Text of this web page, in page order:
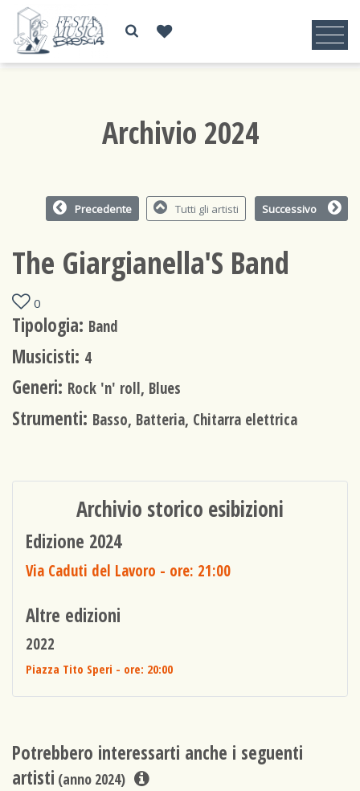
Archivio 2024
Precedente Tutti gli artisti Successivo
The Giargianella'S Band
0
Tipologia: Band
Musicisti: 4
Generi: Rock 'n' roll, Blues
Strumenti: Basso, Batteria, Chitarra elettrica
Archivio storico esibizioni
Edizione 2024
Via Caduti del Lavoro - ore: 21:00
Altre edizioni
2022
Piazza Tito Speri - ore: 20:00
Potrebbero interessarti anche i seguenti
artisti (anno 2024)